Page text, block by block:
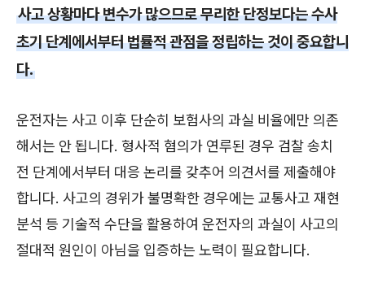
사고 상황마다 변수가 많으므로 무리한 단정보다는 수사
초기 단계에서부터 법률적 관점을 정립하는 것이 중요합니
다.
운전자는 사고 이후 단순히 보험사의 과실 비율에만 의존
해서는 안 됩니다. 형사적 혐의가 연루된 경우 검찰 송치
전 단계에서부터 대응 논리를 갖추어 의견서를 제출해야
합니다. 사고의 경위가 불명확한 경우에는 교통사고 재현
분석 등 기술적 수단을 활용하여 운전자의 과실이 사고의
절대적 원인이 아님을 입증하는 노력이 필요합니다.